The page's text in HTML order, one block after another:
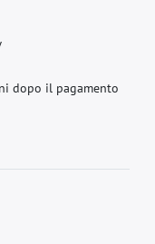
dopo il pagamento